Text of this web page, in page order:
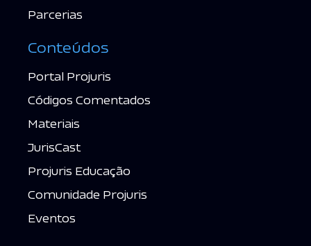
Parcerias
Conteúdos
Portal Projuris
Códigos Comentados
Materiais
JurisCast
Projuris Educação
Comunidade Projuris
Eventos